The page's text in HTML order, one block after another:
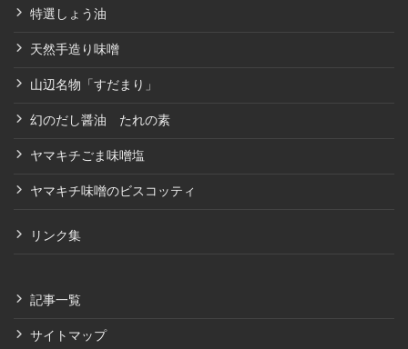
特選しょう油
天然手造り味噌
山辺名物「すだまり」
幻のだし醤油 たれの素
ヤマキチごま味噌塩
ヤマキチ味噌のビスコッティ
リンク集
記事一覧
サイトマップ